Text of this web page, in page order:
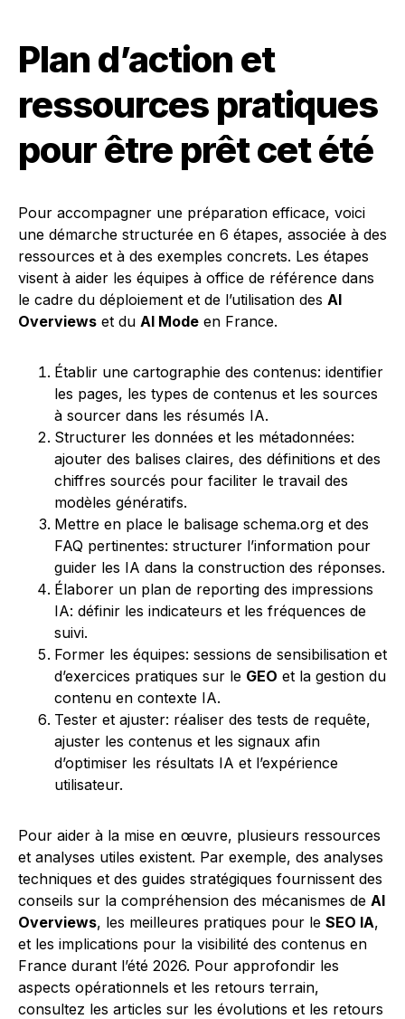
Plan d’action et
ressources pratiques
pour être prêt cet été
Pour accompagner une préparation efficace, voici
une démarche structurée en 6 étapes, associée à des
ressources et à des exemples concrets. Les étapes
visent à aider les équipes à office de référence dans
le cadre du déploiement et de l’utilisation des AI
Overviews et du AI Mode en France.
Établir une cartographie des contenus: identifier
les pages, les types de contenus et les sources
à sourcer dans les résumés IA.
Structurer les données et les métadonnées:
ajouter des balises claires, des définitions et des
chiffres sourcés pour faciliter le travail des
modèles génératifs.
Mettre en place le balisage schema.org et des
FAQ pertinentes: structurer l’information pour
guider les IA dans la construction des réponses.
Élaborer un plan de reporting des impressions
IA: définir les indicateurs et les fréquences de
suivi.
Former les équipes: sessions de sensibilisation et
d’exercices pratiques sur le GEO et la gestion du
contenu en contexte IA.
Tester et ajuster: réaliser des tests de requête,
ajuster les contenus et les signaux afin
d’optimiser les résultats IA et l’expérience
utilisateur.
Pour aider à la mise en œuvre, plusieurs ressources
et analyses utiles existent. Par exemple, des analyses
techniques et des guides stratégiques fournissent des
conseils sur la compréhension des mécanismes de AI
Overviews, les meilleures pratiques pour le SEO IA,
et les implications pour la visibilité des contenus en
France durant l’été 2026. Pour approfondir les
aspects opérationnels et les retours terrain,
consultez les articles sur les évolutions et les retours